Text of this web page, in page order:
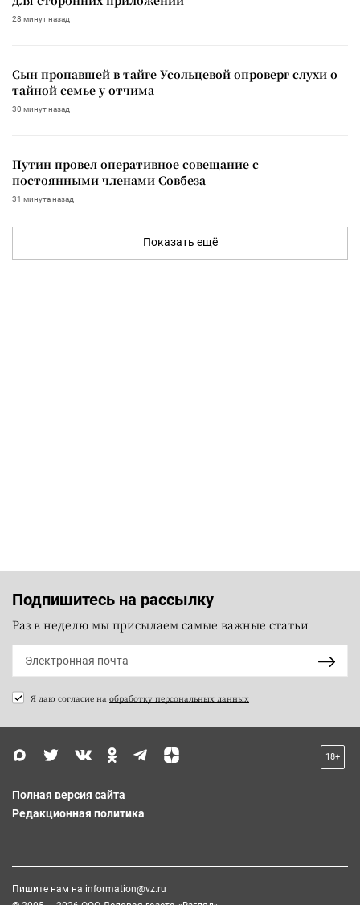
28 минут назад
Сын пропавшей в тайге Усольцевой опроверг слухи о
тайной семье у отчима
30 минут назад
Путин провел оперативное совещание с
постоянными членами Совбеза
31 минута назад
Показать ещё
Подпишитесь на рассылку
Раз в неделю мы присылаем самые важные статьи
Я даю согласие на обработку персональных данных
18+
Полная версия сайта
Редакционная политика
Пишите нам на information@vz.ru